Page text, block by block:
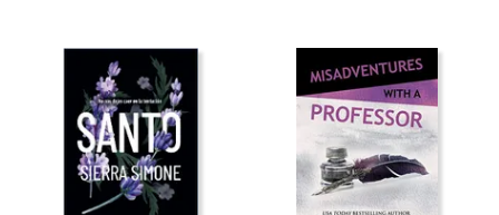
Rápido